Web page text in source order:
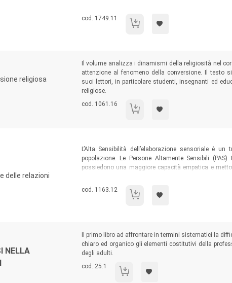
Codice libro:
cod. 1749.11 Formare per il domani
religiosa
Sommario:
Il volume analizza i dinamismi della religiosità nel
attenzione al fenomeno della conversione. Il testo
suoi lettori, in particolare studenti, insegnanti ed
religiose.
Codice libro:
cod. 1061.16 Finché Dio non chiama
delle relazioni
Sommario:
L’Alta Sensibilità dell’elaborazione sensoriale è
popolazione. Le Persone Altamente Sensibili
possiedono una maggiore capacità empatica e
atteggiamenti propri della leadership socio-
leadership compassionevole a una nuova
addirittura auspicabile.
Codice libro:
cod. 1163.12 Leadership sensibile
NELLA
Sommario:
Il primo libro ad affrontare in termini sistematici la
chiaro ed organico gli elementi costitutivi della
degli adulti.
Codice libro:
cod. 25.1 La gestione dei processi nella